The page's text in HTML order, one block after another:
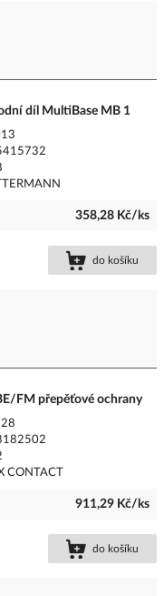
díl MultiBase MB 1
358,28 Kč/ks
do košíku
FM přepěťové ochrany
CONTACT
911,29 Kč/ks
do košíku